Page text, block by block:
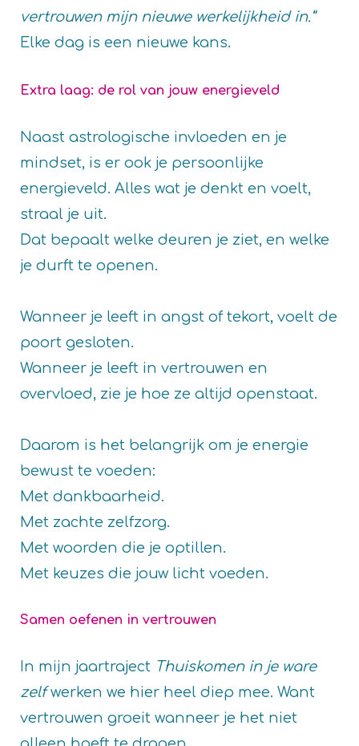
vertrouwen mijn nieuwe werkelijkheid in.”
Elke dag is een nieuwe kans.
Extra laag: de rol van jouw energieveld
Naast astrologische invloeden en je
mindset, is er ook je persoonlijke
energieveld. Alles wat je denkt en voelt,
straal je uit.
Dat bepaalt welke deuren je ziet, en welke
je durft te openen.
Wanneer je leeft in angst of tekort, voelt de
poort gesloten.
Wanneer je leeft in vertrouwen en
overvloed, zie je hoe ze altijd openstaat.
Daarom is het belangrijk om je energie
bewust te voeden:
Met dankbaarheid.
Met zachte zelfzorg.
Met woorden die je optillen.
Met keuzes die jouw licht voeden.
Samen oefenen in vertrouwen
In mijn jaartraject Thuiskomen in je ware
zelfwerken we hier heel diep mee. Want
vertrouwen groeit wanneer je het niet